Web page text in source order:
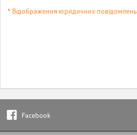
* Відображення юридичних повідомлень
Facebook